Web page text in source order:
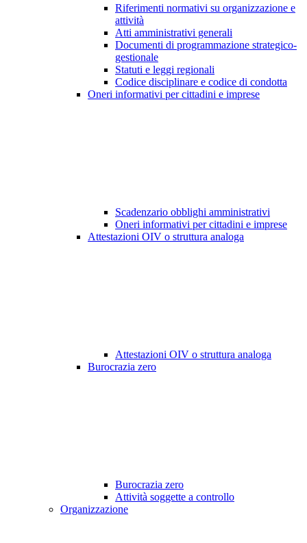
Riferimenti normativi su organizzazione e
attività
Atti amministrativi generali
Documenti di programmazione strategico-
gestionale
Statuti e leggi regionali
Codice disciplinare e codice di condotta
Oneri informativi per cittadini e imprese
Scadenzario obblighi amministrativi
Oneri informativi per cittadini e imprese
Attestazioni OIV o struttura analoga
Attestazioni OIV o struttura analoga
Burocrazia zero
Burocrazia zero
Attività soggette a controllo
Organizzazione